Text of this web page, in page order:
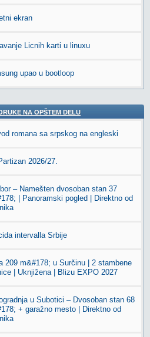
ekran
Licnih karti u linuxu
upao u bootloop
NA OPŠTEM DELU
romana sa srpskog na engleski
2026/27.
– Namešten dvosoban stan 37
| Panoramski pogled | Direktno od
intervalla Srbije
209 m&#178; u Surčinu | 2 stambene
| Uknjižena | Blizu EXPO 2027
u Subotici – Dvosoban stan 68
+ garažno mesto | Direktno od